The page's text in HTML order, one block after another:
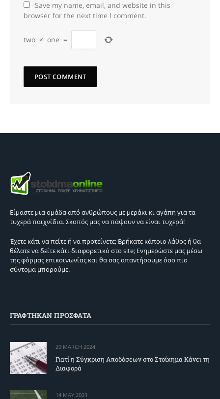
Save my name, email, and website in this
browser for the next time I comment.
two × one =
Είμαστε μια ομάδα από ανθρώπους με μεράκι κι αγάπη για τα
τυχερά παιχνίδια. Σκοπός μας να πάψουν να είναι τυχερά!
Έχετε κάτι να πείτε ή να προτείνετε; Βρήκατε κάποιο λάθος ή θα
θέλατε να δείτε κάτι διαφορετικό στο site; Ενημερώστε μας μέσω
της φόρμας επικοινωνίας και θα σας απαντήσουμε όσο πιο
σύντομα μπορούμε.
ΓΡΑΦΤΗΚΑΝ ΠΡΟΣΦΑΤΑ
29 MARCH 2024
Γιατί η Σύγκριση Αποδόσεων στο Στοίχημα Κάνει τη
Διαφορά
14 MAY 2023